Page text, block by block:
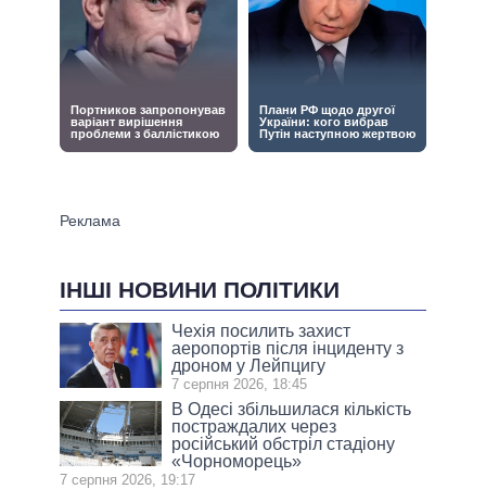
ІНШІ НОВИНИ ПОЛІТИКИ
Чехія посилить захист
аеропортів після інциденту з
дроном у Лейпцигу
7 серпня 2026, 18:45
В Одесі збільшилася кількість
постраждалих через
російський обстріл стадіону
«Чорноморець»
7 серпня 2026, 19:17